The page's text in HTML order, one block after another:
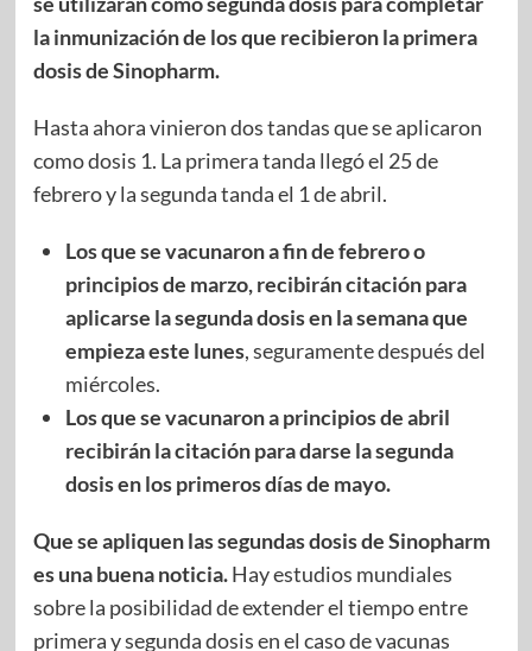
la inmunización de los que recibieron la primera
dosis de Sinopharm.
Hasta ahora vinieron dos tandas que se aplicaron
como dosis 1. La primera tanda llegó el 25 de
febrero y la segunda tanda el 1 de abril.
Los que se vacunaron a fin de febrero o
principios de marzo, recibirán citación para
aplicarse la segunda dosis en la semana que
empieza este lunes, seguramente después del
miércoles.
Los que se vacunaron a principios de abril
recibirán la citación para darse la segunda
dosis en los primeros días de mayo.
Que se apliquen las segundas dosis de Sinopharm
es una buena noticia.Hay estudios mundiales
sobre la posibilidad de extender el tiempo entre
primera y segunda dosis en el caso de vacunas